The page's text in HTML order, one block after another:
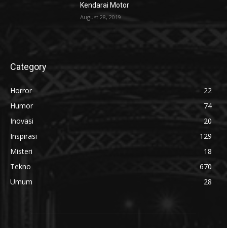
Kendarai Motor
August 28, 2019
Category
Horror
22
Humor
74
Inovasi
20
Inspirasi
129
Misteri
18
Tekno
670
Umum
28